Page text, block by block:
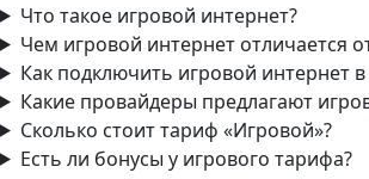
Что такое игровой интернет?
Чем игровой интернет отличается
Как подключить игровой интернет
Какие провайдеры предлагают
Сколько стоит тариф «Игровой»?
Есть ли бонусы у игрового тарифа?